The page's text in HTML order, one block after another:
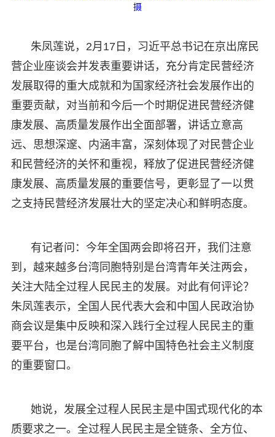
摄
朱凤莲说，2月17日，习近平总书记在京出席民
营企业座谈会并发表重要讲话，充分肯定民营经济
发展取得的重大成就和为国家经济社会发展作出的
重要贡献，对当前和今后一个时期促进民营经济健
康发展、高质量发展作出全面部署，讲话立意高
远、思想深邃、内涵丰富，深刻体现了对民营企业
和民营经济的关怀和重视，释放了促进民营经济健
康发展、高质量发展的重要信号，更彰显了一以贯
之支持民营经济发展壮大的坚定决心和鲜明态度。
有记者问：今年全国两会即将召开，我们注意
到，越来越多台湾同胞特别是台湾青年关注两会，
关注大陆全过程人民民主的发展。对此有何评论？
朱凤莲表示，全国人民代表大会和中国人民政治协
商会议是集中反映和深入践行全过程人民民主的重
要平台，也是台湾同胞了解中国特色社会主义制度
的重要窗口。
她说，发展全过程人民民主是中国式现代化的本
质要求之一。全过程人民民主是全链条、全方位、